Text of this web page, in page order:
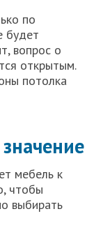
по
будет
вопрос о
открытым.
потолка
мебель к
чтобы
выбирать